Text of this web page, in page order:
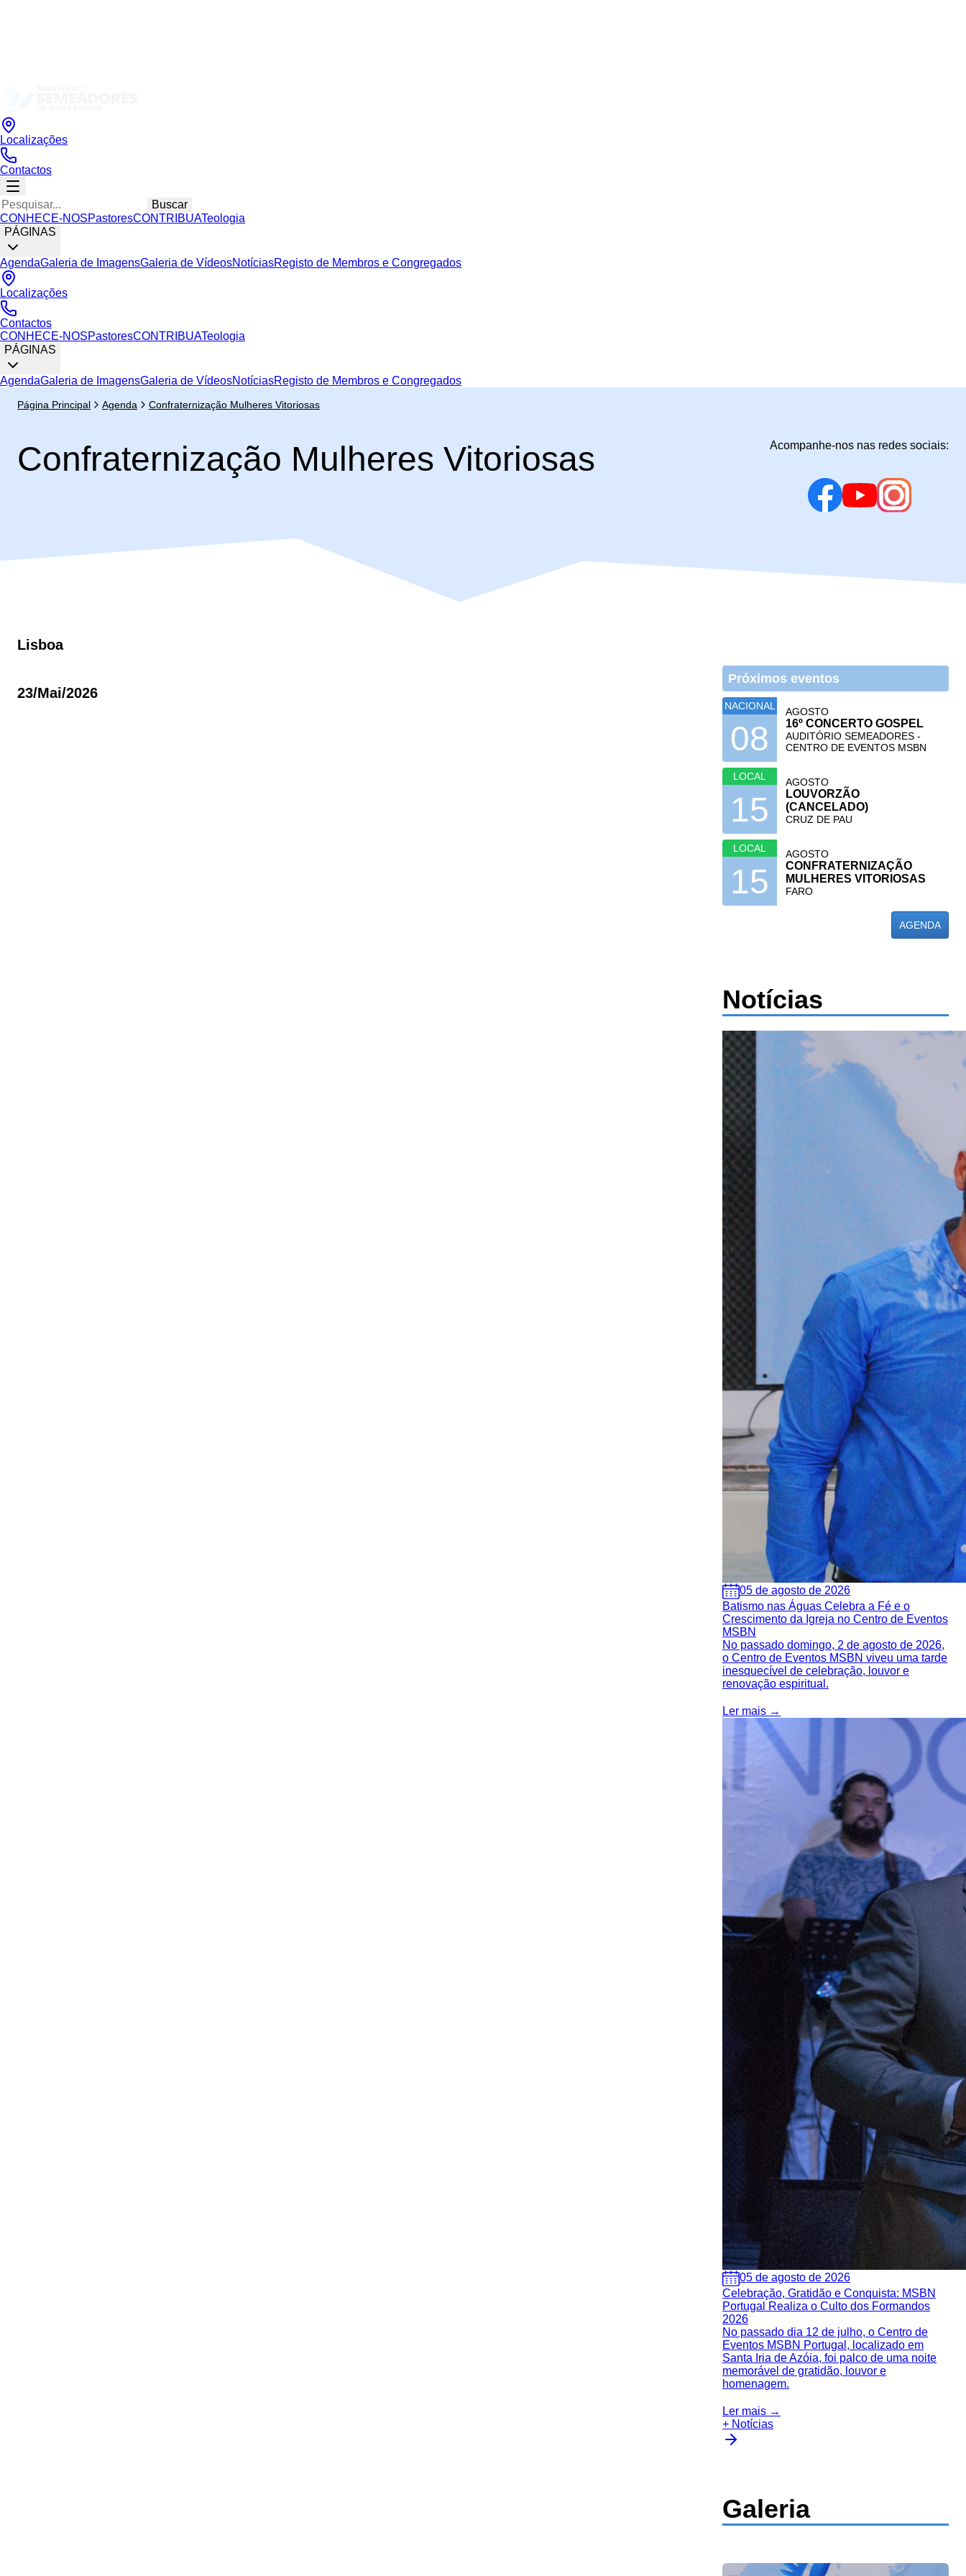
Localizações
Contactos
Buscar
CONHECE-NOSPastoresCONTRIBUATeologia
PÁGINAS
AgendaGaleria de ImagensGaleria de VídeosNotíciasRegisto de Membros e Congregados
Localizações
Contactos
CONHECE-NOSPastoresCONTRIBUATeologia
PÁGINAS
AgendaGaleria de ImagensGaleria de VídeosNotíciasRegisto de Membros e Congregados
Página Principal Agenda Confraternização Mulheres Vitoriosas
Confraternização Mulheres Vitoriosas Acompanhe-nos nas redes sociais:
Lisboa
23/mai/2026
Próximos eventos
NACIONAL
08
AGOSTO
16º CONCERTO GOSPEL
AUDITÓRIO SEMEADORES -
CENTRO DE EVENTOS MSBN
LOCAL
15
AGOSTO
LOUVORZÃO
(CANCELADO)
CRUZ DE PAU
LOCAL
15
AGOSTO
CONFRATERNIZAÇÃO
MULHERES VITORIOSAS
FARO
AGENDA
Notícias
05 de agosto de 2026
Batismo nas Águas Celebra a Fé e o
Crescimento da Igreja no Centro de Eventos
MSBN
No passado domingo, 2 de agosto de 2026,
o Centro de Eventos MSBN viveu uma tarde
inesquecível de celebração, louvor e
renovação espiritual.
Ler mais →
05 de agosto de 2026
Celebração, Gratidão e Conquista: MSBN
Portugal Realiza o Culto dos Formandos
2026
No passado dia 12 de julho, o Centro de
Eventos MSBN Portugal, localizado em
Santa Iria de Azóia, foi palco de uma noite
memorável de gratidão, louvor e
homenagem.
Ler mais →
+ Notícias
Galeria